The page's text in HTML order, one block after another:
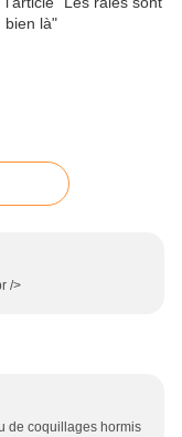
/>
de coquillages hormis